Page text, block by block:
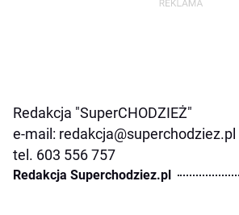
Redakcja "SuperCHODZIEŻ"
e-mail: redakcja@superchodziez.pl
tel. 603 556 757
Redakcja Superchodziez.pl